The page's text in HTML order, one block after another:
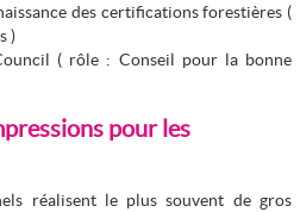
des certifications forestières (
)
( rôle : Conseil pour la bonne
pour les
réalisent le plus souvent de gros